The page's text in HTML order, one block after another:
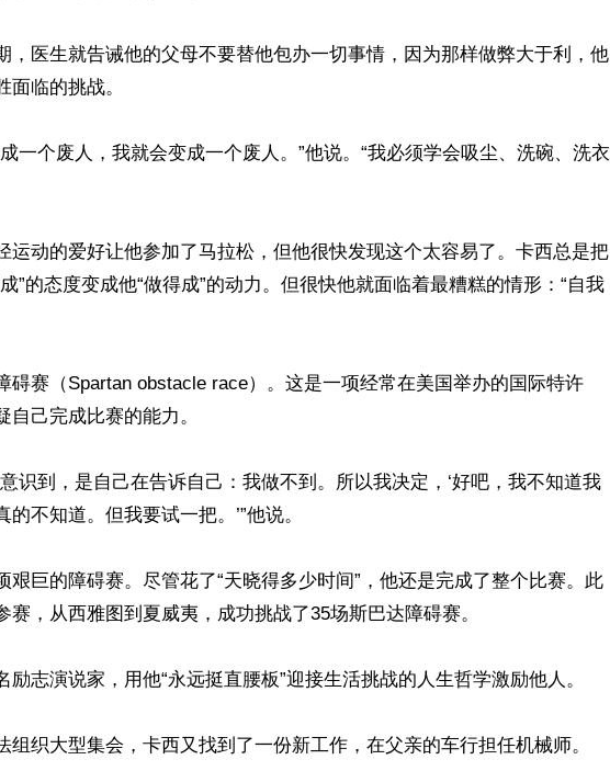
，医生就告诫他的父母不要替他包办一切事情，因为那样做弊大于利，他
面临的挑战。
一个废人，我就会变成一个废人。”他说。“我必须学会吸尘、洗碗、洗衣
运动的爱好让他参加了马拉松，但他很快发现这个太容易了。卡西总是把
”的态度变成他“做得成”的动力。但很快他就面临着最糟糕的情形：“自我
碍赛（Spartan obstacle race）。这是一项经常在美国举办的国际特许
自己完成比赛的能力。
识到，是自己在告诉自己：我做不到。所以我决定，‘好吧，我不知道我
不知道。但我要试一把。’”他说。
艰巨的障碍赛。尽管花了“天晓得多少时间”，他还是完成了整个比赛。此
赛，从西雅图到夏威夷，成功挑战了35场斯巴达障碍赛。
励志演说家，用他“永远挺直腰板”迎接生活挑战的人生哲学激励他人。
组织大型集会，卡西又找到了一份新工作，在父亲的车行担任机械师。